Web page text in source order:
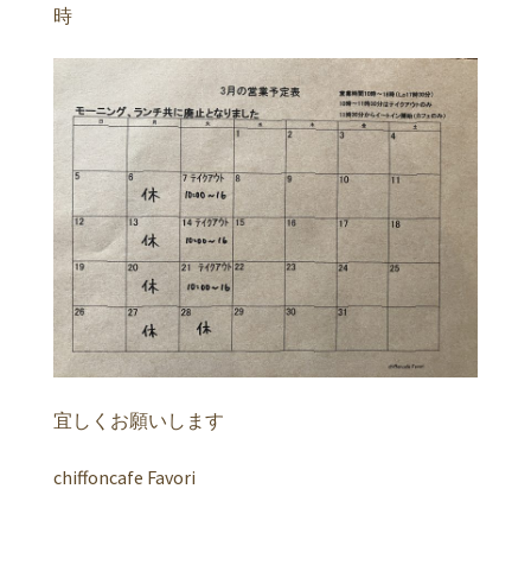
時
宜しくお願いします
chiffoncafe Favori